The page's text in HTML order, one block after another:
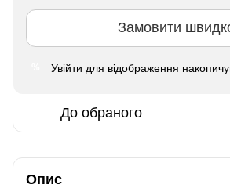
Замовити
Увійти для відображення
До обраного
Опис